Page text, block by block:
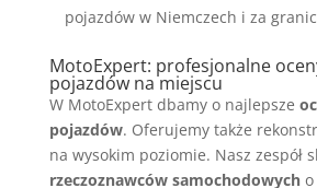
pojazdów w Niemczech i za
MotoExpert: profesjonalne
pojazdów na miejscu
W MotoExpert dbamy o najlepsze
pojazdów. Oferujemy także
na wysokim poziomie. Nasz zespół
rzeczoznawców samochodowycho